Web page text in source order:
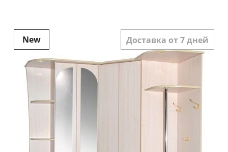
New Доставка от 7 дней